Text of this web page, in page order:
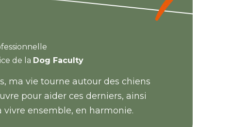
de la Dog Faculty
ma vie tourne autour des chiens
pour aider ces derniers, ainsi
vivre ensemble, en harmonie.